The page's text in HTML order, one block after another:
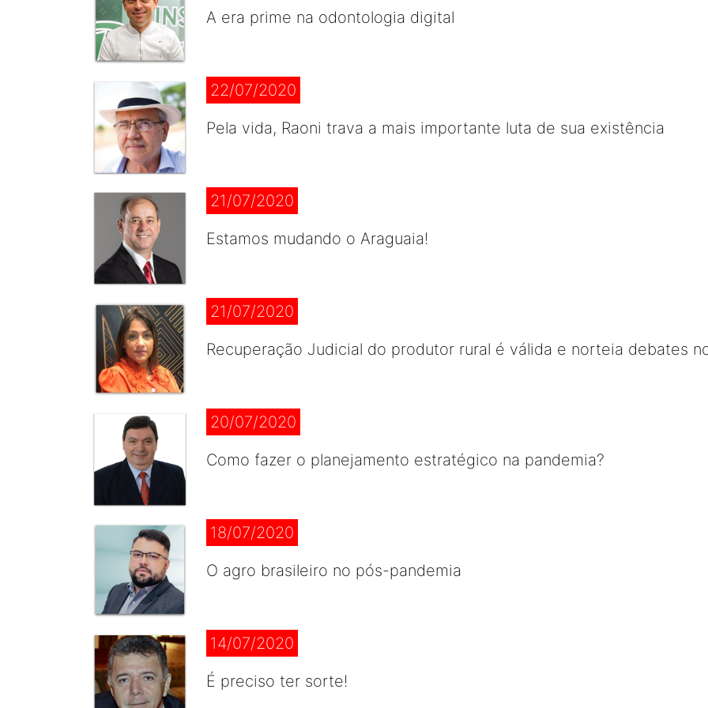
A era prime na odontologia digital
22/07/2020
Pela vida, Raoni trava a mais importante luta de sua existência
21/07/2020
Estamos mudando o Araguaia!
21/07/2020
Recuperação Judicial do produtor rural é válida e norteia debates
20/07/2020
Como fazer o planejamento estratégico na pandemia?
18/07/2020
O agro brasileiro no pós-pandemia
14/07/2020
É preciso ter sorte!